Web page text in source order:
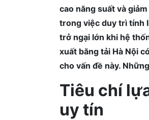
cao năng suất và
trong việc duy trì tính
trở ngại lớn khi hệ
xuất băng tải Hà Nội
cho vấn đề này.
Tiêu chí
uy tín